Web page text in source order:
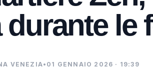
le
VENEZIA• 01 GENNAIO 2026 · 19:39